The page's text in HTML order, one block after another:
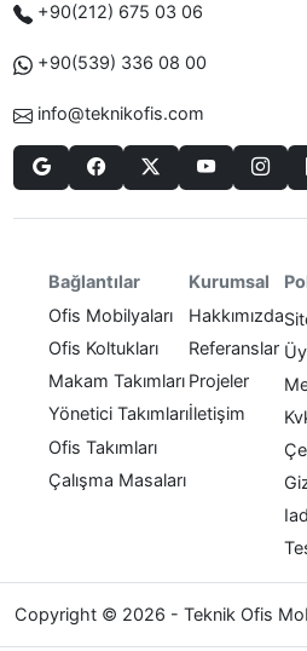
+90(212) 675 03 06
+90(539) 336 08 00
info@teknikofis.com
Bağlantılar
Ofis Mobilyaları
Ofis Koltukları
Makam Takımları
Yönetici Takımları
Ofis Takımları
Çalışma Masaları
Kurumsal
Hakkımızda
Referanslar
Projeler
İletişim
Copyright © 2026 - Teknik Ofis